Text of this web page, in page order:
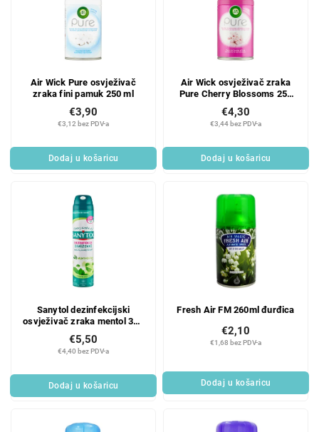
Air Wick Pure osvježivač
zraka fini pamuk 250 ml
€3,12 bez PDV-a
€3,90
Dodaj u košaricu
Air Wick osvježivač zraka
Pure Cherry Blossoms 250
ml
€3,44 bez PDV-a
€4,30
Dodaj u košaricu
Sanytol dezinfekcijski
osvježivač zraka mentol 300
€4,40 bez PDV-a
€5,50
Dodaj u košaricu
Fresh Air FM 260ml đurđica
€1,68 bez PDV-a
€2,10
Dodaj u košaricu